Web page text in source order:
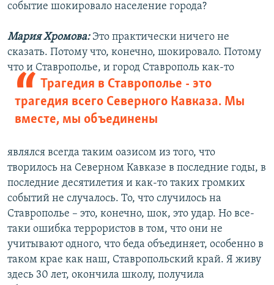
событие шокировало население города?
Мария Хромова: Это практически ничего не
сказать. Потому что, конечно, шокировало. Потому
что и Ставрополье, и город
Трагедия в Ставрополье - это
трагедия всего Северного Кавказа. Мы
вместе, мы объединены
Ставрополь как-то
являлся всегда таким оазисом из того, что
творилось на Северном Кавказе в последние годы, в
последние десятилетия и как-то таких громких
событий не случалось. То, что случилось на
Ставрополье – это, конечно, шок, это удар. Но все-
таки ошибка террористов в том, что они не
учитывают одного, что беда объединяет, особенно в
таком крае как наш, Ставропольский край. Я живу
здесь 30 лет, окончила школу, получила